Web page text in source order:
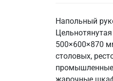
Напольный
500×600×870
столовых,
промышленные